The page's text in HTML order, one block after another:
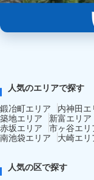
人気のエリアで探す
鍛冶町エリア
内神田エ
築地エリア
新富エリア
赤坂エリア 市ヶ谷エリ
南池袋エリア
大崎エリ
人気の区で探す